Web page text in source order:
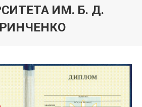
ИМ. Б. Д.